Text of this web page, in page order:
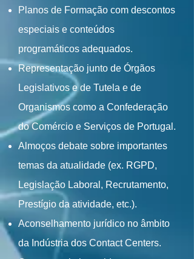
Planos de Formação com descontos
especiais e conteúdos
programáticos adequados.
Representação junto de Órgãos
Legislativos e de Tutela e de
Organismos como a Confederação
do Comércio e Serviços de Portugal.
Almoços debate sobre importantes
temas da atualidade (ex. RGPD,
Legislação Laboral, Recrutamento,
Prestígio da atividade, etc.).
Aconselhamento jurídico no âmbito
da Indústria dos Contact Centers.